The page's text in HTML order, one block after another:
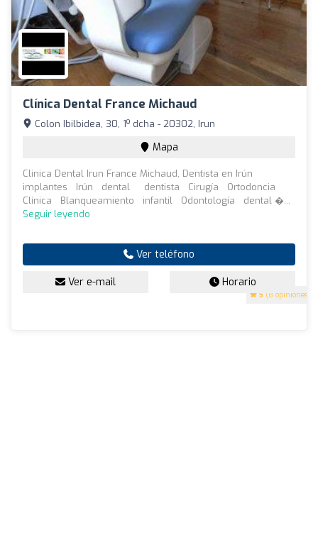
Clínica Dental France Michaud
5 (8 opiniones)
Colon Ibilbidea, 30, 1º dcha - 20302, Irun
Mapa
Clinica Dental Irun France Michaud, Dentista en Irún
implantes Irún dental dentista Cirugía Ortodoncia
Clínica Blanqueamiento infantil Odontología dental �...
Seguir leyendo
Ver teléfono
Ver e-mail Horario